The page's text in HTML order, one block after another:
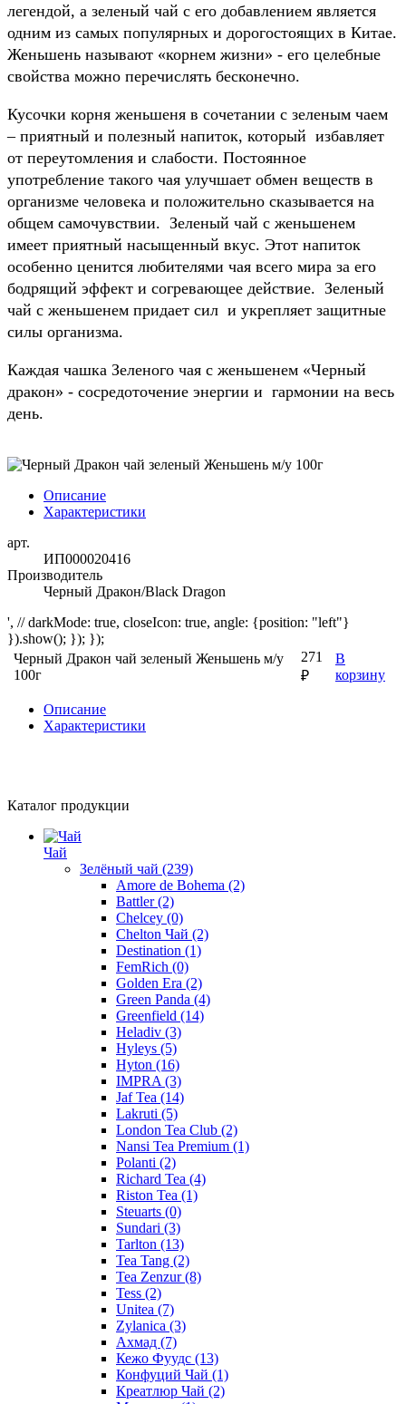
легендой, а зеленый чай с его добавлением является
одним из самых популярных и дорогостоящих в Китае.
Женьшень называют «корнем жизни» - его целебные
свойства можно перечислять бесконечно.
Кусочки корня женьшеня в сочетании с зеленым чаем
– приятный и полезный напиток, который избавляет
от переутомления и слабости. Постоянное
употребление такого чая улучшает обмен веществ в
организме человека и положительно сказывается на
общем самочувствии. Зеленый чай с женьшенем
имеет приятный насыщенный вкус. Этот напиток
особенно ценится любителями чая всего мира за его
бодрящий эффект и согревающее действие. Зеленый
чай с женьшенем придает сил и укрепляет защитные
силы организма.
Каждая чашка Зеленого чая с женьшенем «Черный
дракон» - сосредоточение энергии и гармонии на весь
день.
Описание
Характеристики
арт.
ИП000020416
Производитель
Черный Дракон/Black Dragon
', // darkMode: true, closeIcon: true, angle: {position: "left"}
}).show(); }); });
Черный Дракон чай зеленый Женьшень м/у
100г
271
₽
В
корзину
Описание
Характеристики
Каталог продукции
Чай
Зелёный чай (239)
Amore de Bohema (2)
Battler(2)
Chelcey (0)
Chelton Чай (2)
Destination (1)
FemRich (0)
Golden Era (2)
Green Panda (4)
Greenfield (14)
Heladiv (3)
Hyleys (5)
Hyton (16)
IMPRA (3)
Jaf Tea (14)
Lakruti (5)
London Tea Club (2)
Nansi Tea Premium (1)
Polanti (2)
Richard Tea (4)
Riston Tea (1)
Steuarts (0)
Sundari (3)
Tarlton (13)
Tea Tang (2)
Tea Zenzur(8)
Tess (2)
Unitea (7)
Zylanica (3)
Ахмад (7)
Кежо Фуудс (13)
Конфуций Чай (1)
Креатлюр Чай (2)